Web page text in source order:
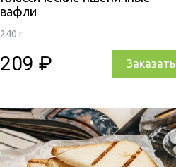
вафли
240 г
209 ₽ Заказать